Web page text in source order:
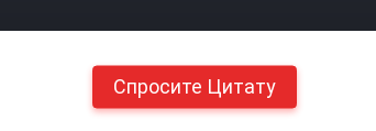
Спросите Цитату